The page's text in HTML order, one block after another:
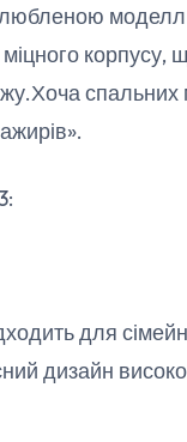
спальних
для
дизайн